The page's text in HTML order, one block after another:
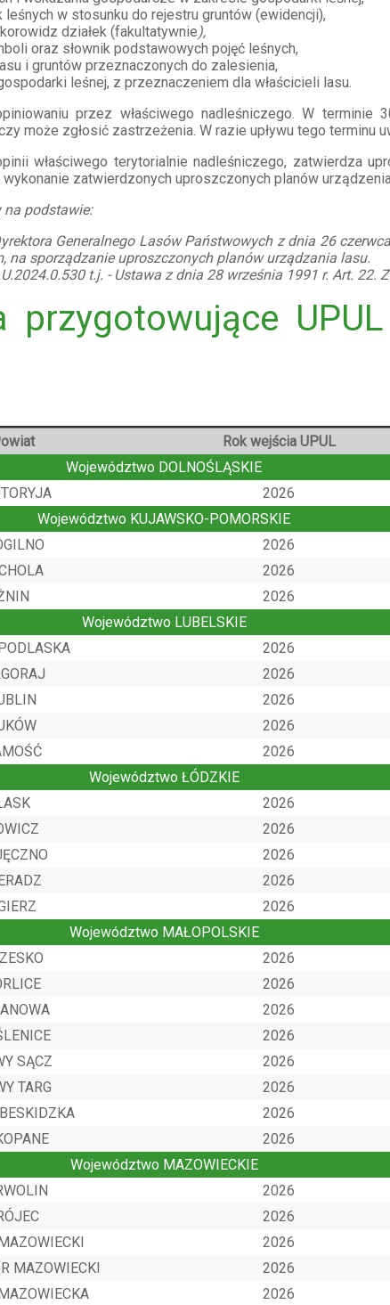
leśnych w stosunku do rejestru gruntów (ewidencji),
działek (fakultatywnie),
oraz słownik podstawowych pojęć leśnych,
i gruntów przeznaczonych do zalesienia,
leśnej, z przeznaczeniem dla właścicieli lasu.
przez właściwego nadleśniczego. W
może zgłosić zastrzeżenia. W razie upływu tego terminu
właściwego terytorialnie nadleśniczego, zatwierdza
zatwierdzonych uproszczonych planów
na podstawie:
Generalnego Lasów Państwowych z dnia 26
na sporządzanie uproszczonych planów urządzania lasu.
t.j. - Ustawa z dnia 28 września 1991 r. Art. 22.
przygotowujące
Rok wejścia UPUL
Województwo DOLNOŚLĄSKIE
2026
Województwo KUJAWSKO-POMORSKIE
2026
2026
2026
Województwo LUBELSKIE
2026
2026
2026
2026
2026
Województwo ŁÓDZKIE
2026
2026
2026
2026
2026
Województwo MAŁOPOLSKIE
2026
2026
2026
2026
SĄCZ
2026
TARG
2026
2026
2026
Województwo MAZOWIECKIE
2026
2026
2026
MAZOWIECKI
2026
2026